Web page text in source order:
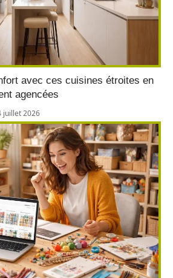
avec ces cuisines étroites en
agencées
juillet 2026